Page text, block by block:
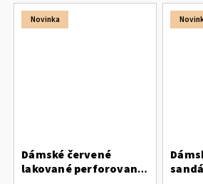
Novinka
Dámské červené
lakované perforované